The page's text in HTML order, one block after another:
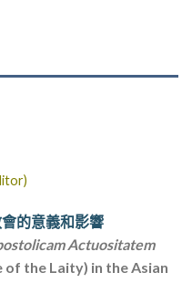
的意義和影響
Actuositatem
the Laity) in the Asian